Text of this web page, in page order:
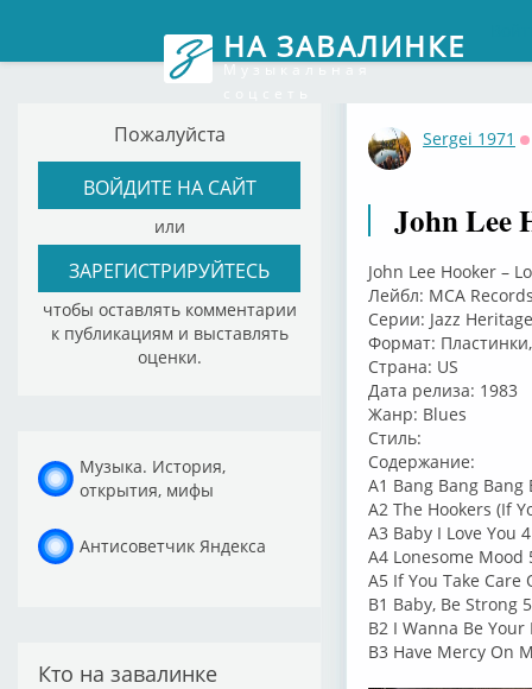
НА ЗАВАЛИНКЕ
Музыкальная
Пожалуйста
ВОЙДИТЕ НА САЙТ
или
ЗАРЕГИСТРИРУЙТЕСЬ
чтобы оставлять комментарии
к публикациям и выставлять
оценки.
Музыка. История,
открытия, мифы
Антисоветчик Яндекса
Кто на завалинке
Sergei 1971
John Lee
John Lee Hooker –
Лейбл: MCA
Серии: Jazz
Формат:
Страна: US
Дата релиза: 1983
Жанр: Blues
Стиль:
Содержание:
A1 Bang Bang Bang
A2 The Hookers (If
A3 Baby I Love You
A4 Lonesome Mood
A5 If You Take Care
B1 Baby, Be Strong
B2 I Wanna Be Your
B3 Have Mercy On